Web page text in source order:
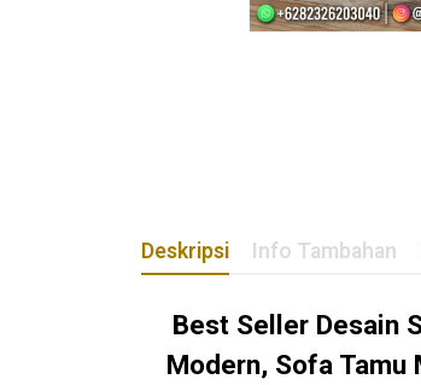
Deskripsi Info Tambahan
Best Seller Desain
Modern, Sofa Tamu